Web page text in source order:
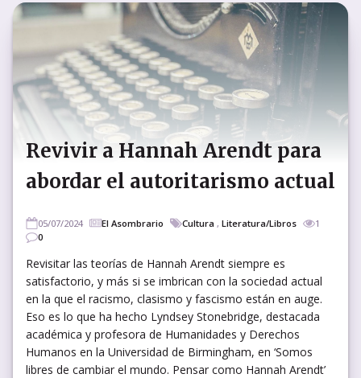
Revivir a Hannah Arendt para
abordar el autoritarismo actual
05/07/2024 El Asombrario Cultura , Literatura/Libros
1
0
Revisitar las teorías de Hannah Arendt siempre es
satisfactorio, y más si se imbrican con la sociedad actual
en la que el racismo, clasismo y fascismo están en auge.
Eso es lo que ha hecho Lyndsey Stonebridge, destacada
académica y profesora de Humanidades y Derechos
Humanos en la Universidad de Birmingham, en ‘Somos
libres de cambiar el mundo. Pensar como Hannah Arendt’